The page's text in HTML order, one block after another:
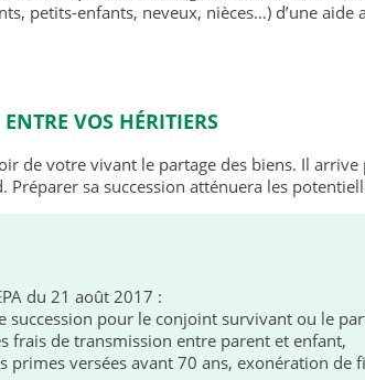
petits-enfants, neveux, nièces…) d’une
VOS HÉRITIERS
de votre vivant le partage des biens. Il arrive
Préparer sa succession atténuera les
du 21 août 2017 :
succession pour le conjoint survivant ou le
frais de transmission entre parent et enfant,
primes versées avant 70 ans, exonération de